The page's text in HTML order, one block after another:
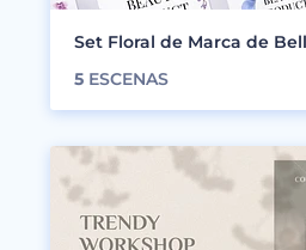
Set Floral de Marca de
5 ESCENAS